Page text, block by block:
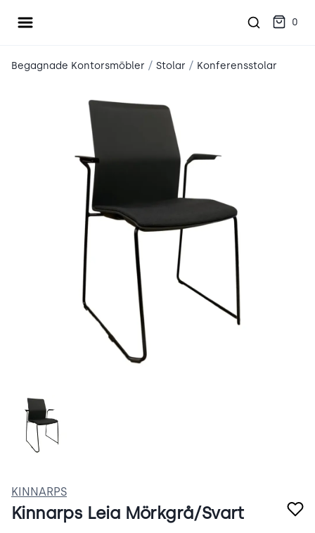
Öppna meny 0
Begagnade Kontorsmöbler / Stolar / Konferensstolar
2O0EGlmieHo7.webp
KINNARPS
Kinnarps Leia Mörkgrå/Svart